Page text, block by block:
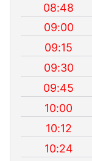
08:48
09:00
09:15
09:30
09:45
10:00
10:12
10:24